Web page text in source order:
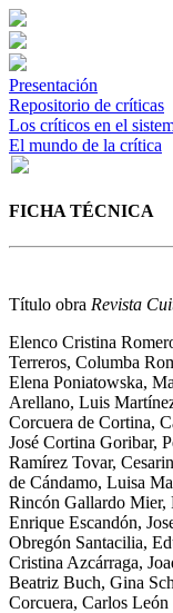
Presentación
Repositorio de críticas
Los críticos en el
El mundo de la crítica
FICHA TÉCNICA
Título obra Revista
Elenco Cristina
Terreros, Columba
Elena Poniatowska,
Arellano, Luis
Corcuera de Cortina,
José Cortina Goribar,
Ramírez Tovar,
de Cándamo, Luisa
Rincón Gallardo Mier,
Enrique Escandón,
Obregón Santacilia,
Cristina Azcárraga,
Beatriz Buch, Gina
Corcuera, Carlos León